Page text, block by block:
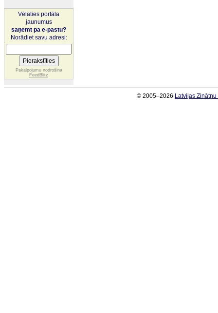
Vēlaties portāla
jaunumus
saņemt pa e-pastu?
Norādiet savu adresi:
Pakalpojumu nodrošina
FeedBlitz
© 2005–2026 Latvijas